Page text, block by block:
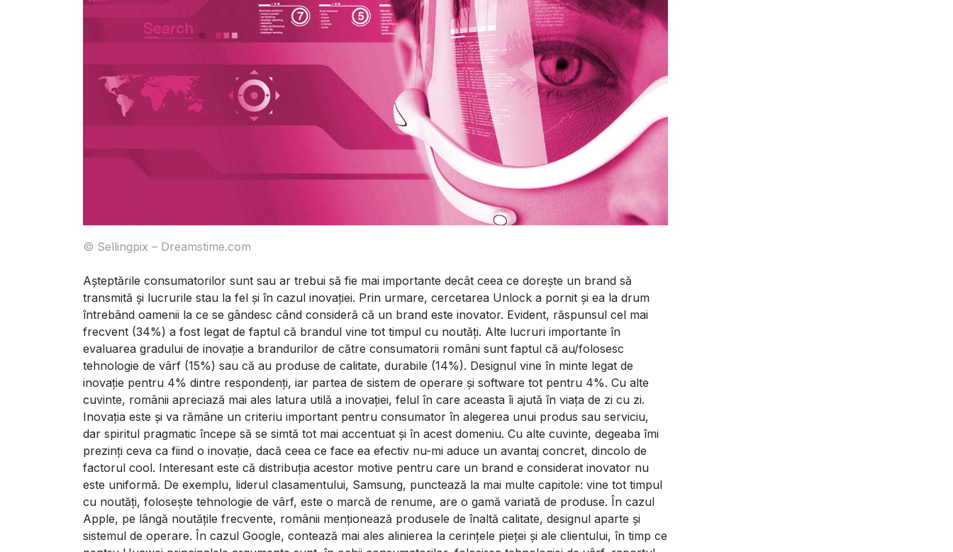
© Sellingpix – Dreamstime.com
Așteptările consumatorilor sunt sau ar trebui să fie mai importante decât ceea ce dorește un brand să
transmită și lucrurile stau la fel și în cazul inovației. Prin urmare, cercetarea Unlock a pornit și ea la drum
întrebând oamenii la ce se gândesc când consideră că un brand este inovator. Evident, răspunsul cel mai
frecvent (34%) a fost legat de faptul că brandul vine tot timpul cu noutăți. Alte lucruri importante în
evaluarea gradului de inovație a brandurilor de către consumatorii români sunt faptul că au/folosesc
tehnologie de vârf (15%) sau că au produse de calitate, durabile (14%). Designul vine în minte legat de
inovație pentru 4% dintre respondenți, iar partea de sistem de operare și software tot pentru 4%. Cu alte
cuvinte, românii apreciază mai ales latura utilă a inovației, felul în care aceasta îi ajută în viața de zi cu zi.
Inovația este și va rămâne un criteriu important pentru consumator în alegerea unui produs sau serviciu,
dar spiritul pragmatic începe să se simtă tot mai accentuat și în acest domeniu. Cu alte cuvinte, degeaba îmi
prezinți ceva ca fiind o inovație, dacă ceea ce face ea efectiv nu-mi aduce un avantaj concret, dincolo de
factorul cool. Interesant este că distribuția acestor motive pentru care un brand e considerat inovator nu
este uniformă. De exemplu, liderul clasamentului, Samsung, punctează la mai multe capitole: vine tot timpul
cu noutăți, folosește tehnologie de vârf, este o marcă de renume, are o gamă variată de produse. În cazul
Apple, pe lângă noutățile frecvente, românii menționează produsele de înaltă calitate, designul aparte și
sistemul de operare. În cazul Google, contează mai ales alinierea la cerințele pieței și ale clientului, în timp ce